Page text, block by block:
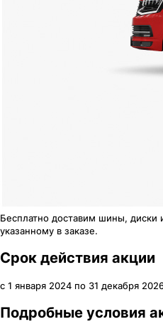
Бесплатно доставим шины, диски
указанному в заказе.
Срок действия акции
с 1 января 2024 по 31 декабря
Подробные условия